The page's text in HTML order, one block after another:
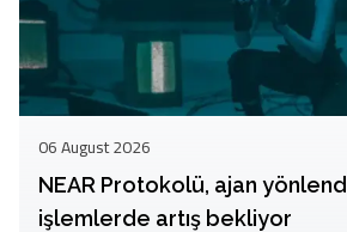
06 August 2026
NEAR Protokolü, ajan
işlemlerde artış bekliyor